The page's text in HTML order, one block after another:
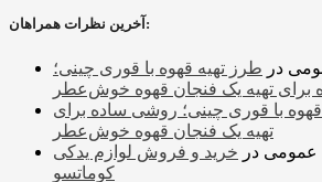
آخرین نظرات همراهان:
در طرز تهیه قهوه با قوری چینی؛
برای تهیه یک فنجان قهوه خوش‌عطر
با قوری چینی؛ روشی ساده برای
تهیه یک فنجان قهوه خوش‌عطر
عمومی در خرید و فروش لوازم یدکی
کوماتسو